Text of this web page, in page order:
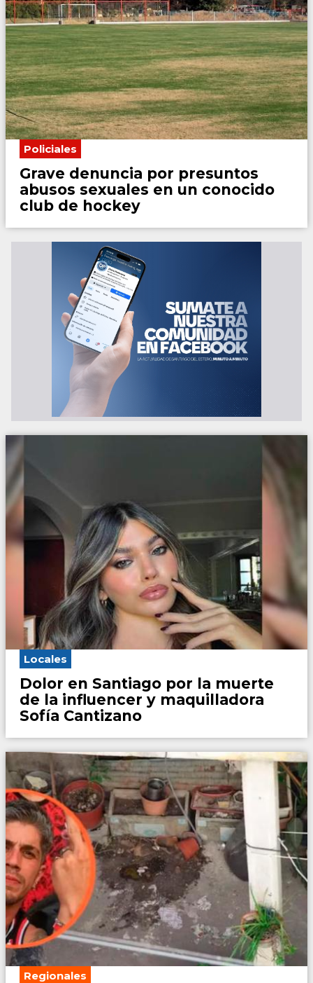
Policiales
Grave denuncia por presuntos
abusos sexuales en un conocido
club de hockey
Locales
Dolor en Santiago por la muerte
de la influencer y maquilladora
Sofía Cantizano
Regionales